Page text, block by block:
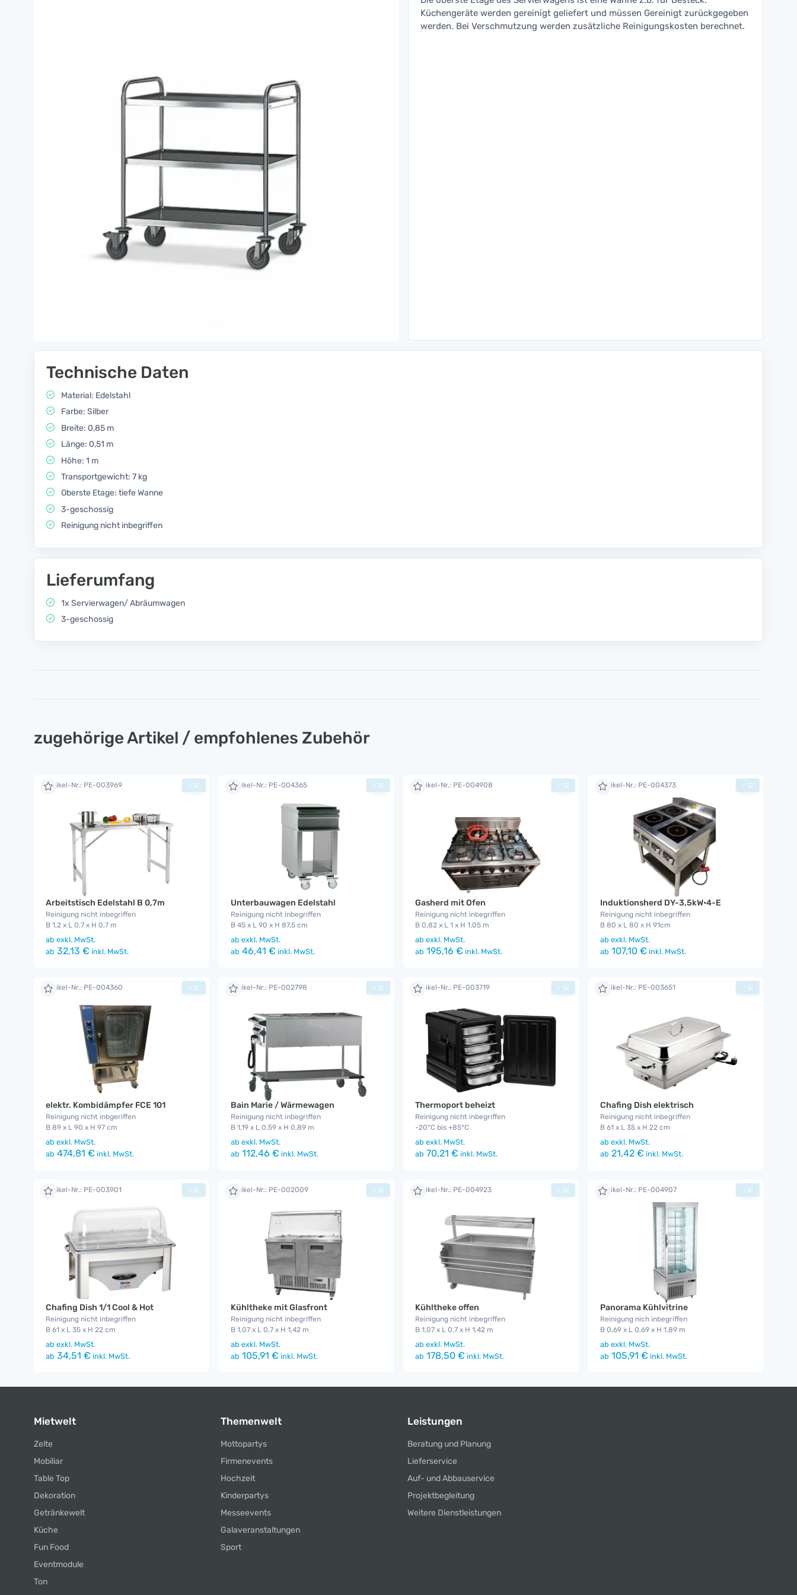
Küchengeräte werden gereinigt geliefert und müssen Gereinigt zurückgegeben
werden. Bei Verschmutzung werden zusätzliche Reinigungskosten berechnet.
Technische Daten
Material: Edelstahl
Farbe: Silber
Breite: 0,85 m
Länge: 0,51 m
Höhe: 1 m
Transportgewicht: 7 kg
Oberste Etage: tiefe Wanne
3-geschossig
Reinigung nicht inbegriffen
Lieferumfang
1x Servierwagen/ Abräumwagen
3-geschossig
zugehörige Artikel / empfohlenes Zubehör
Artikel-Nr.: PE-003969
Arbeitstisch Edelstahl B 0,7m
Reinigung nicht inbegriffen
B 1,2 x L 0,7 x H 0,7 m
ab exkl. MwSt.
ab 32,13 € inkl. MwSt.
+ Artikel-Nr.: PE-004365
Unterbauwagen Edelstahl
Reinigung nicht inbegriffen
B 45 x L 90 x H 87,5 cm
ab exkl. MwSt.
ab 46,41 € inkl. MwSt.
+ Artikel-Nr.: PE-004908
Gasherd mit Ofen
Reinigung nicht inbegriffen
B 0,82 x L 1 x H 1,05 m
ab exkl. MwSt.
ab 195,16 € inkl. MwSt.
+ Artikel-Nr.: PE-004373
Induktionsherd DY-3,5kW•4-E
Reinigung nicht inbegriffen
B 80 x L 80 x H 91cm
ab exkl. MwSt.
ab 107,10 € inkl. MwSt.
+
Artikel-Nr.: PE-004360
elektr. Kombidämpfer FCE 101
Reinigung nicht inbgeriffen
B 89 x L 90 x H 97 cm
ab exkl. MwSt.
ab 474,81 € inkl. MwSt.
+ Artikel-Nr.: PE-002798
Bain Marie / Wärmewagen
Reinigung nicht inbegriffen
B 1,19 x L 0,59 x H 0,89 m
ab exkl. MwSt.
ab 112,46 € inkl. MwSt.
+ Artikel-Nr.: PE-003719
Thermoport beheizt
Reinigung nicht inbegriffen
-20°C bis +85°C
ab exkl. MwSt.
ab 70,21 € inkl. MwSt.
+ Artikel-Nr.: PE-003651
Chafing Dish elektrisch
Reinigung nicht inbegriffen
B 61 x L 35 x H 22 cm
ab exkl. MwSt.
ab 21,42 € inkl. MwSt.
+
Artikel-Nr.: PE-003901
Chafing Dish 1/1 Cool & Hot
Reinigung nicht inbegriffen
B 61 x L 35 x H 22 cm
ab exkl. MwSt.
ab 34,51 € inkl. MwSt.
+ Artikel-Nr.: PE-002009
Kühltheke mit Glasfront
Reinigung nicht inbegriffen
B 1,07 x L 0,7 x H 1,42 m
ab exkl. MwSt.
ab 105,91 € inkl. MwSt.
+ Artikel-Nr.: PE-004923
Kühltheke offen
Reinigung nicht inbegriffen
B 1,07 x L 0,7 x H 1,42 m
ab exkl. MwSt.
ab 178,50 € inkl. MwSt.
+ Artikel-Nr.: PE-004907
Panorama Kühlvitrine
Reinigung nich inbegriffen
B 0,69 x L 0,69 x H 1,89 m
ab exkl. MwSt.
ab 105,91 € inkl. MwSt.
+
Mietwelt
Zelte
Mobiliar
Table Top
Dekoration
Getränkewelt
Küche
Fun Food
Eventmodule
Ton
Themenwelt
Mottopartys
Firmenevents
Hochzeit
Kinderpartys
Messeevents
Galaveranstaltungen
Sport
Leistungen
Beratung und Planung
Lieferservice
Auf- und Abbauservice
Projektbegleitung
Weitere Dienstleistungen